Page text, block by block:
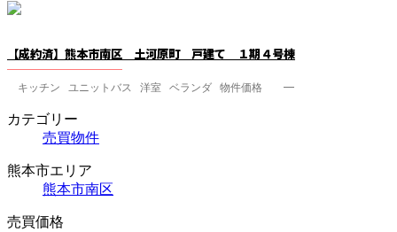
【成約済】熊本市南区 土河原町 戸建て １期４号棟
キッチン ユニットバス 洋室 ベランダ 物件価格 ━
カテゴリー
売買物件
熊本市エリア
熊本市南区
売買価格